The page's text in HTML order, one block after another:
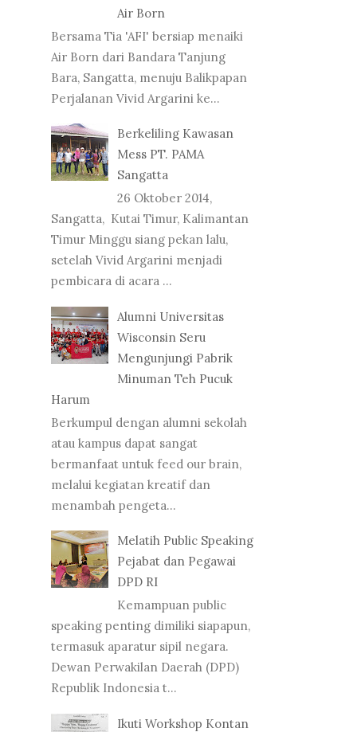
Air Born
Bersama Tia 'AFI' bersiap menaiki
Air Born dari Bandara Tanjung
Bara, Sangatta, menuju Balikpapan
Perjalanan Vivid Argarini ke...
Berkeliling Kawasan
Mess PT. PAMA
Sangatta
26 Oktober 2014,
Sangatta, Kutai Timur, Kalimantan
Timur Minggu siang pekan lalu,
setelah Vivid Argarini menjadi
pembicara di acara ...
Alumni Universitas
Wisconsin Seru
Mengunjungi Pabrik
Minuman Teh Pucuk
Harum
Berkumpul dengan alumni sekolah
atau kampus dapat sangat
bermanfaat untuk feed our brain,
melalui kegiatan kreatif dan
menambah pengeta...
Melatih Public Speaking
Pejabat dan Pegawai
DPD RI
Kemampuan public
speaking penting dimiliki siapapun,
termasuk aparatur sipil negara.
Dewan Perwakilan Daerah (DPD)
Republik Indonesia t...
Ikuti Workshop Kontan